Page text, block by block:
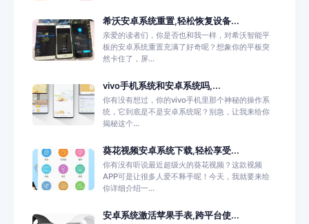
希沃安卓系统重置,轻松恢复设备...
亲爱的读者们，你是否也和我一样，对希沃智能平
板的安卓系统重置充满了好奇呢？想象你的平板突
然卡住了，屏...
vivo手机系统和安卓系统吗,...
你有没有想过，你的vivo手机里那个神秘的操作系
统，它到底是不是安卓系统呢？别急，让我来给你
揭秘这个...
葵花视频安卓系统下载,轻松享受...
你有没有听说最近超级火的葵花视频？这款视频
APP可是让很多人爱不释手呢！今天，我就要来给
你详细介绍一...
安卓系统激活苹果手表,跨平台使...